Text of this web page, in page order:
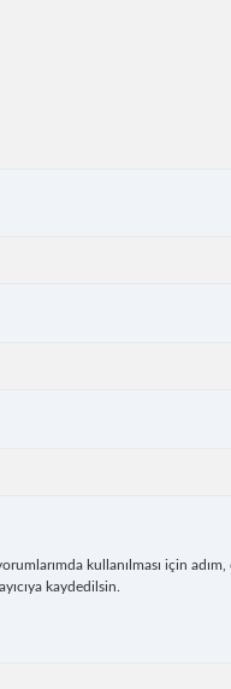
kullanılması için
kaydedilsin.